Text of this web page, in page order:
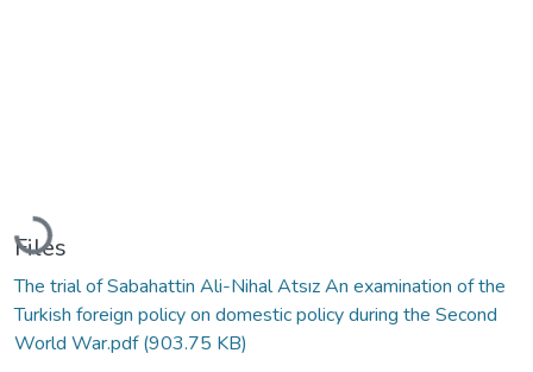
Loading...
Files
The trial of Sabahattin Ali-Nihal Atsız An examination of the
Turkish foreign policy on domestic policy during the Second
World War.pdf(903.75 KB)